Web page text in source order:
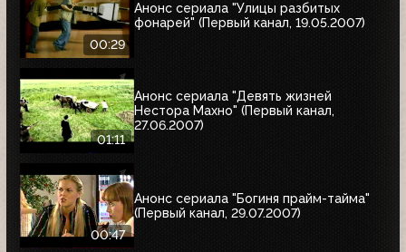
00:29
Анонс сериала "Улицы разбитых
фонарей" (Первый канал, 19.05.2007)
01:11
Анонс сериала "Девять жизней
Нестора Махно" (Первый канал,
27.06.2007)
00:47
Анонс сериала "Богиня прайм-тайма"
(Первый канал, 29.07.2007)